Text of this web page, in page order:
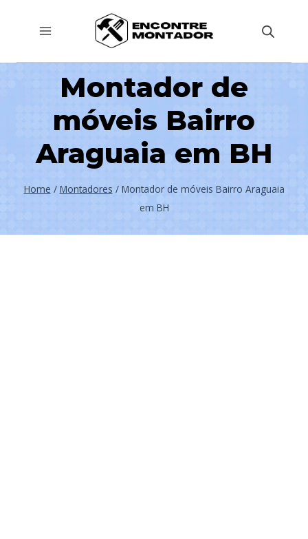
Montador de
móveis Bairro
Araguaia em BH
Home / Montadores / Montador de móveis Bairro Araguaia
em BH